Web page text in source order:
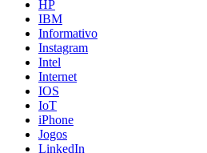
HP
IBM
Informativo
Instagram
Intel
Internet
IOS
IoT
iPhone
Jogos
LinkedIn